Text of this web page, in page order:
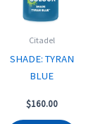
Citadel
SHADE: TYRAN
BLUE
$160.00